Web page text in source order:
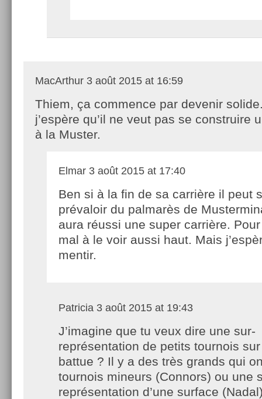
MacArthur 3 août 2015 at 16:59
Thiem, ça commence par devenir
j’espère qu’il ne veut pas se construire
à la Muster.
Elmar 3 août 2015 at 17:40
Ben si à la fin de sa carrière il peut
prévaloir du palmarès de
aura réussi une super carrière. Pour
mal à le voir aussi haut. Mais
mentir.
Patricia 3 août 2015 at 19:43
J’imagine que tu veux dire une sur-
représentation de petits tournois
battue ? Il y a des très grands qui
tournois mineurs (Connors) ou une
représentation d’une surface